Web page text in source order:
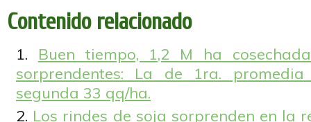
Contenido relacionado
Buen tiempo, 1,2 M ha
sorprendentes: La de 1ra.
segunda 33 qq/ha.
Los rindes de soja sorprenden en la